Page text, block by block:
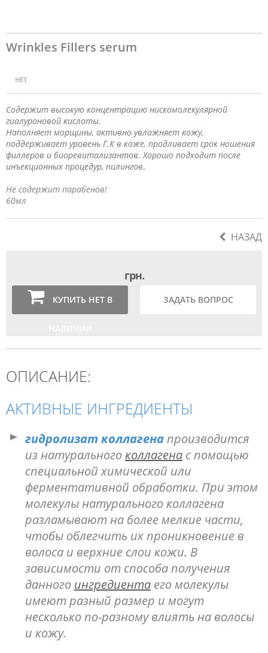
Wrinkles Fillers serum
НЕТ
Содержит высокую концентрацию нискомолекулярной
гиалуроновой кислоты.
Наполняет морщины, активно увлажняет кожу,
поддерживает уровень Г.К в коже, продливает срок ношения
филлеров и биоревитализантов. Хорошо подходит после
инъекционных процедур, пилингов.
Не содержит парабенов!
60мл
НАЗАД
грн.
КУПИТЬ НЕТ В ЗАДАТЬ ВОПРОС
ОПИСАНИЕ:
АКТИВНЫЕ ИНГРЕДИЕНТЫ
гидролизат коллагенапроизводится
из натуральногоколлагена с помощью
специальной химической или
ферментативной обработки. При этом
молекулы натурального коллагена
разламывают на более мелкие части,
чтобы облегчить их проникновение в
волоса и верхние слои кожи. В
зависимости от способа получения
данного ингредиента его молекулы
имеют разный размер и могут
несколько по-разному влиять на волосы
и кожу.